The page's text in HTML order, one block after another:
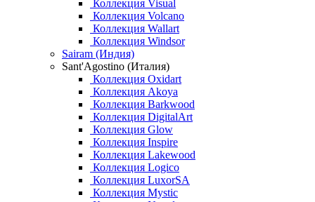
Коллекция Visual
Коллекция Volcano
Коллекция Wallart
Коллекция Windsor
Sairam (Индия)
Sant'Agostino (Италия)
Коллекция Oxidart
Коллекция Akoya
Коллекция Barkwood
Коллекция DigitalArt
Коллекция Glow
Коллекция Inspire
Коллекция Lakewood
Коллекция Logico
Коллекция LuxorSA
Коллекция Mystic